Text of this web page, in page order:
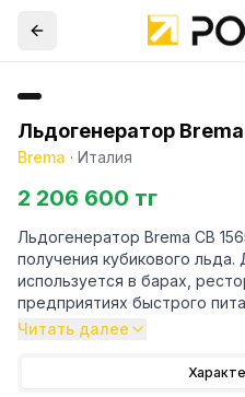
Льдогенератор
Brema · Италия
2 206 600 тг
Льдогенератор Brema CB
получения кубикового льда.
используется в барах,
предприятиях быстрого
кг. Корпус изготовлен из
класс (температура
Читать далее